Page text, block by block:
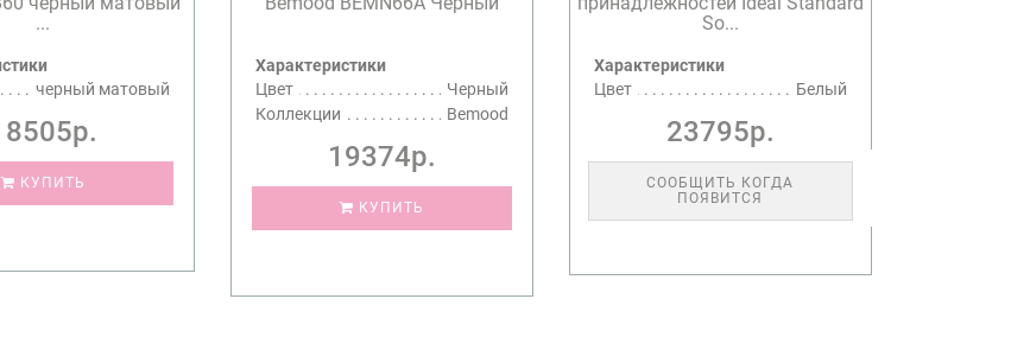
...
черный матовый
КУПИТЬ
Характеристики
Цвет
Черный
Коллекции
Bemood
19374р.
КУПИТЬ
So...
Характеристики
Цвет
Белый
23795р.
СООБЩИТЬ КОГДА
ПОЯВИТСЯ